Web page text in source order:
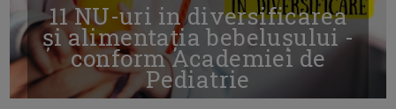
11 NU-uri in diversificarea
și alimentația bebelușului -
conform Academiei de
Pediatrie